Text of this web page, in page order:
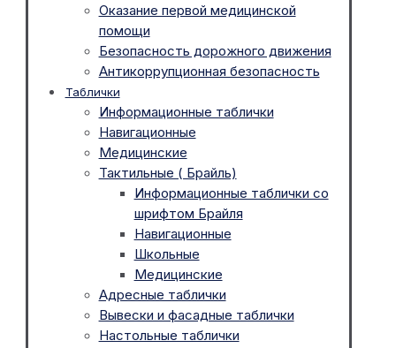
Оказание первой медицинской
помощи
Безопасность дорожного движения
Антикоррупционная безопасность
Таблички
Информационные таблички
Навигационные
Медицинские
Тактильные ( Брайль)
Информационные таблички со
шрифтом Брайля
Навигационные
Школьные
Медицинские
Адресные таблички
Вывески и фасадные таблички
Настольные таблички